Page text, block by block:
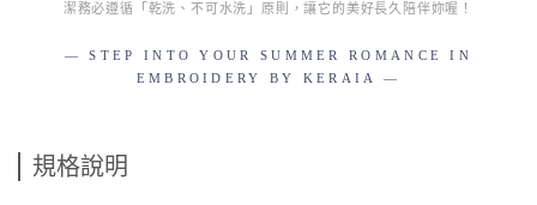
潔務必遵循「乾洗、不可水洗」原則，讓它的美好長久陪伴妳喔！
— STEP INTO YOUR SUMMER ROMANCE IN
EMBROIDERY BY KERAIA —
規格說明